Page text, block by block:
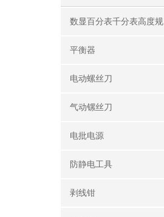
数显百分表千分表高度规
平衡器
电动螺丝刀
气动镙丝刀
电批电源
防静电工具
剥线钳